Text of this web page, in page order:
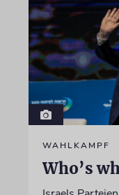
WAHLKAMPF
Who’s